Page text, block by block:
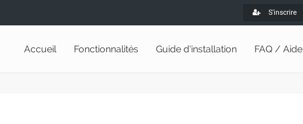
S'inscrire
Accueil Fonctionnalités Guide d'installation FAQ / Aide